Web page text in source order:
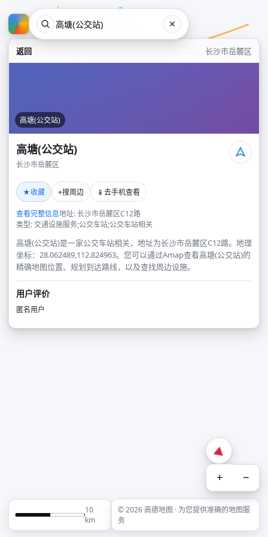
返回 长沙市岳麓区
高塘(公交站)
高塘(公交站)
长沙市岳麓区
★收藏 ⌖搜周边 📱 去手机查看
查看完整信息地址: 长沙市岳麓区C12路
类型: 交通设施服务;公交车站;公交车站相关
高塘(公交站)是一家公交车站相关，地址为长沙市岳麓区C12路。地理
坐标：28.062489,112.824963。您可以通过Amap查看高塘(公交站)的
精确地图位置、规划到达路线，以及查找周边设施。
用户评价
匿名用户
+ −
10
km
© 2026 高德地图 · 为您提供准确的地图服
务